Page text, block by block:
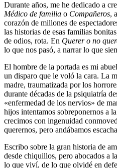
Durante años, me he dedicado a
Médico de familia o Compañeros,
corazón de millones de
las historias de esas familias
de odios, rota. En Querer o no
lo que nos pasó, a narrar lo que
El hombre de la portada es mi
un disparo que le voló la cara. La
madre, traumatizada por los
durante décadas de la psiquiatría
«enfermedad de los nervios» de
hijos intentamos sobreponernos a
crecimos con ingenuidad
querernos, pero andábamos
Escribo sobre la gran historia de
desde chiquillos, pero abocados a
lo que viví, de lo que olvidé en